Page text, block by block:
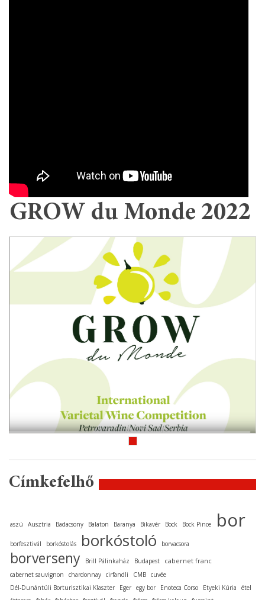
GROW du Monde 2022
Címkefelhő
aszú Ausztria Badacsony Balaton Baranya Bikavér Bock Bock Pince bor
borfesztivál borkóstolás borkóstoló borvacsora
borverseny Brill Pálinkaház Budapest cabernet franc
cabernet sauvignon chardonnay cirfandli CMB cuvée
Dél-Dunántúli Borturisztikai Klaszter
Eger egy bor Enoteca Corso Etyeki Kúria
étel